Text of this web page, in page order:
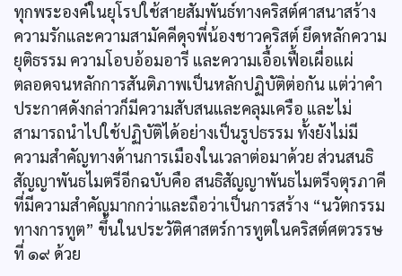
ทุกพระองค์ในยุโรปใช้สายสัมพันธ์ทางคริสต์ศาสนาสร้าง
ความรักและความสามัคคีดุจพี่น้องชาวคริสต์ ยึดหลักความ
ยุติธรรม ความโอบอ้อมอารี และความเอื้อเฟื้อเผื่อแผ่
ตลอดจนหลักการสันติภาพเป็นหลักปฏิบัติต่อกัน แต่ว่าคำ
ประกาศดังกล่าวก็มีความสับสนและคลุมเครือ และไม่
สามารถนำไปใช้ปฏิบัติได้อย่างเป็นรูปธรรม ทั้งยังไม่มี
ความสำคัญทางด้านการเมืองในเวลาต่อมาด้วย ส่วนสนธิ
สัญญาพันธไมตรีอีกฉบับคือ สนธิสัญญาพันธไมตรีจตุรภาคี
ที่มีความสำคัญมากกว่าและถือว่าเป็นการสร้าง “นวัตกรรม
ทางการทูต” ขึ้นในประวัติศาสตร์การทูตในคริสต์ศตวรรษ
ที่ ๑๙ ด้วย